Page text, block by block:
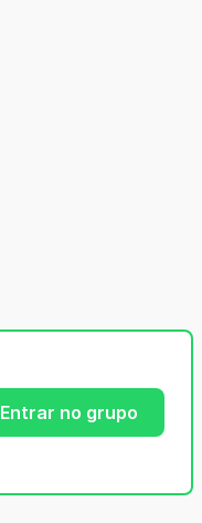
Entrar no grupo